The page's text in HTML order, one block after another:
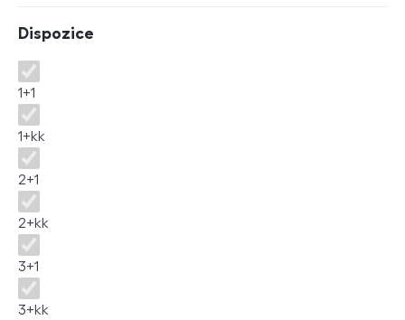
Dispozice
Dispozice
1+1
1+kk
2+1
2+kk
3+1
3+kk